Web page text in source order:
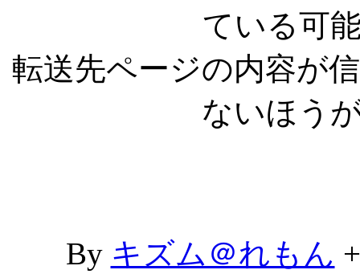
ている可
転送先ページの内容が
ないほう
By キズム＠れもん